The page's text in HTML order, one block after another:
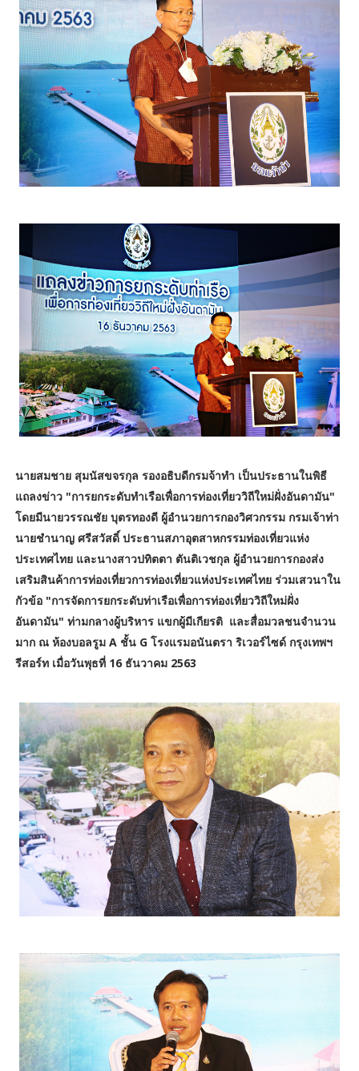
นายสมชาย สุมนัสขจรกุล รองอธิบดีกรมจ้าทำ เป็นประธานในพิธี
แถลงข่าว "การยกระดับทำเรือเพื่อการท่องเที่ยววิถีใหม่ฝั่งอันดามัน"
โดยมีนายวรรณชัย บุตรทองดี ผู้อำนวยการกองวิศวกรรม กรมเจ้าท่า
นายชำนาญ ศรีสวัสดิ์ ประธานสภาอุตสาหกรรมท่องเที่ยวแห่ง
ประเทศไทย และนางสาวปทิตตา ตันติเวชกุล ผู้อำนวยการกองส่ง
เสริมสินค้าการท่องเที่ยวการท่องเที่ยวแห่งประเทศไทย ร่วมเสวนาใน
กัวข้อ "การจัดการยกระดับท่าเรือเพื่อการท่องเที่ยววิถีใหม่ฝั่ง
อันดามัน" ท่ามกลางผู้บริหาร แขกผู้มีเกียรติ และสื่อมวลชนจำนวน
มาก ณ ห้องบอลรูม A ชั้น G โรงแรมอนันตรา ริเวอร์ไซด์ กรุงเทพฯ
รีสอร์ท เมื่อวันพุธที่ 16 ธันวาคม 2563